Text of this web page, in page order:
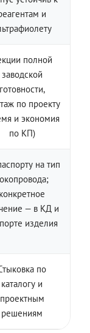
и
полной
заводской
готовности,
по проекту
и экономия
по КП)
на тип
конкретное
— в КД и
изделия
по
каталогу и
проектным
решениям